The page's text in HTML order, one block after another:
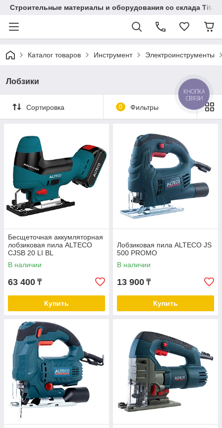
Строительные материалы и оборудования со склада
Каталог товаров Инструмент Электроинструменты
Лобзики
Сортировка 0 Фильтры
Бесщеточная аккумляторная
лобзиковая пила ALTECO
CJSB 20 LI BL
В наличии
63 400 ₸
Купить
Лобзиковая пила ALTECO JS
500 PROMO
В наличии
13 900 ₸
Купить
КНОПКА
СВЯЗИ